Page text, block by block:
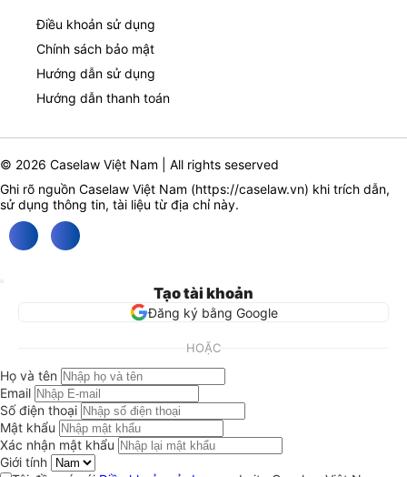
Điều khoản sử dụng
Chính sách bảo mật
Hướng dẫn sử dụng
Hướng dẫn thanh toán
© 2026 Caselaw Việt Nam | All rights seserved
Ghi rõ nguồn Caselaw Việt Nam (https://caselaw.vn) khi trích dẫn,
sử dụng thông tin, tài liệu từ địa chỉ này.
Tạo tài khoản
Đăng ký bằng Google
HOẶC
Họ và tên
Email
Số điện thoại
Mật khẩu
Xác nhận mật khẩu
Giới tính